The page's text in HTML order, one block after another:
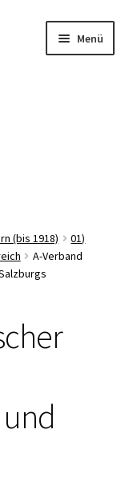
Menü
(bis 1918)
01)
A-Verband